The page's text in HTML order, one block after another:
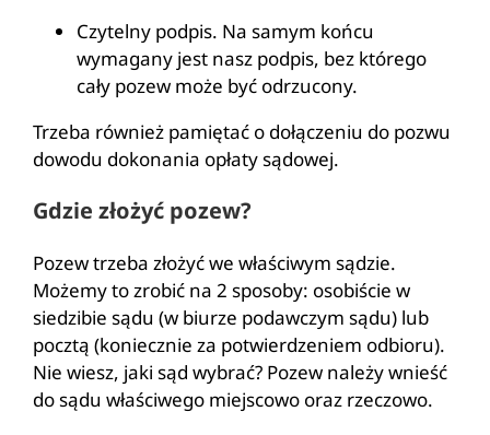
Czytelny podpis. Na samym końcu
wymagany jest nasz podpis, bez którego
cały pozew może być odrzucony.
Trzeba również pamiętać o dołączeniu do pozwu
dowodu dokonania opłaty sądowej.
Gdzie złożyć pozew?
Pozew trzeba złożyć we właściwym sądzie.
Możemy to zrobić na 2 sposoby: osobiście w
siedzibie sądu (w biurze podawczym sądu) lub
pocztą (koniecznie za potwierdzeniem odbioru).
Nie wiesz, jaki sąd wybrać? Pozew należy wnieść
do sądu właściwego miejscowo oraz rzeczowo.